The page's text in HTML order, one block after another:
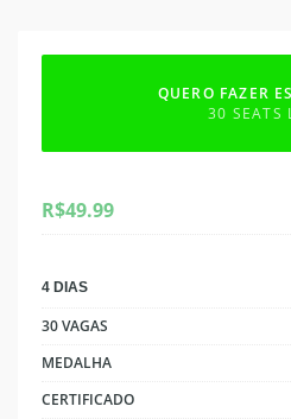
QUERO FAZER
30 SEATS
R$49.99
4 DIAS
30 VAGAS
MEDALHA
CERTIFICADO